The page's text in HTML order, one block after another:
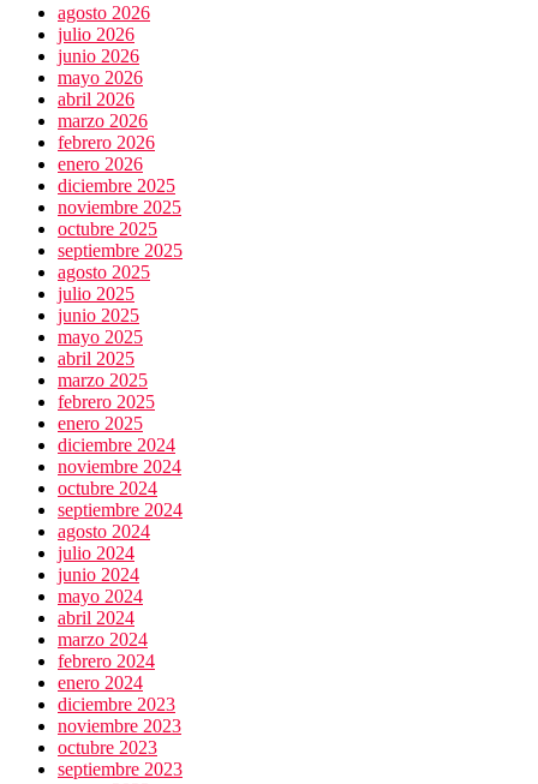
agosto 2026
julio 2026
junio 2026
mayo 2026
abril 2026
marzo 2026
febrero 2026
enero 2026
diciembre 2025
noviembre 2025
octubre 2025
septiembre 2025
agosto 2025
julio 2025
junio 2025
mayo 2025
abril 2025
marzo 2025
febrero 2025
enero 2025
diciembre 2024
noviembre 2024
octubre 2024
septiembre 2024
agosto 2024
julio 2024
junio 2024
mayo 2024
abril 2024
marzo 2024
febrero 2024
enero 2024
diciembre 2023
noviembre 2023
octubre 2023
septiembre 2023